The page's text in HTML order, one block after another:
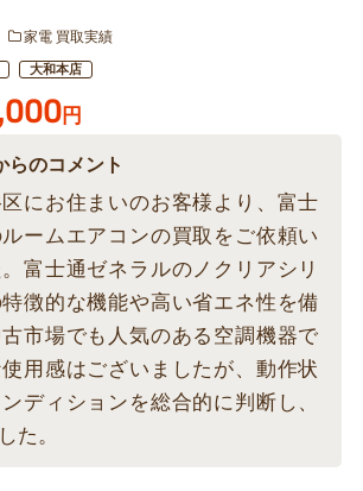
家電 買取実績
大和本店
円
らのコメント
にお住まいのお客様より、富士
ームエアコンの買取をご依頼い
富士通ゼネラルのノクリアシリ
徴的な機能や高い省エネ性を備
市場でも人気のある空調機器で
用感はございましたが、動作状
ディションを総合的に判断し、
た。